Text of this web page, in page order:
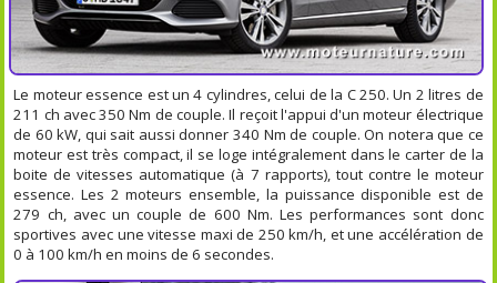
Le moteur essence est un 4 cylindres, celui de la C 250. Un 2 litres de
211 ch avec 350 Nm de couple. Il reçoit l'appui d'un moteur électrique
de 60 kW, qui sait aussi donner 340 Nm de couple. On notera que ce
moteur est très compact, il se loge intégralement dans le carter de la
boite de vitesses automatique (à 7 rapports), tout contre le moteur
essence. Les 2 moteurs ensemble, la puissance disponible est de
279 ch, avec un couple de 600 Nm. Les performances sont donc
sportives avec une vitesse maxi de 250 km/h, et une accélération de
0 à 100 km/h en moins de 6 secondes.